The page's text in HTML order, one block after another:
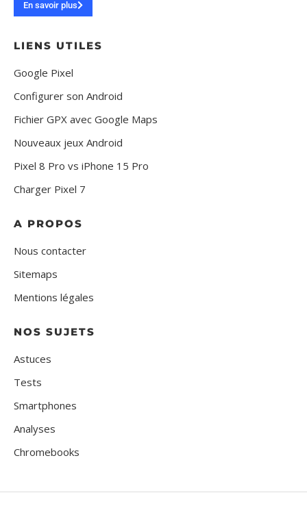
En savoir plus
LIENS UTILES
Google Pixel
Configurer son Android
Fichier GPX avec Google Maps
Nouveaux jeux Android
Pixel 8 Pro vs iPhone 15 Pro
Charger Pixel 7
A PROPOS
Nous contacter
Sitemaps
Mentions légales
NOS SUJETS
Astuces
Tests
Smartphones
Analyses
Chromebooks